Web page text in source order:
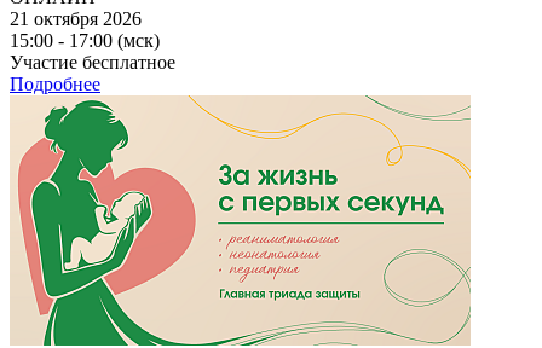
21 октября 2026
15:00 - 17:00 (мск)
Участие бесплатное
Подробнее